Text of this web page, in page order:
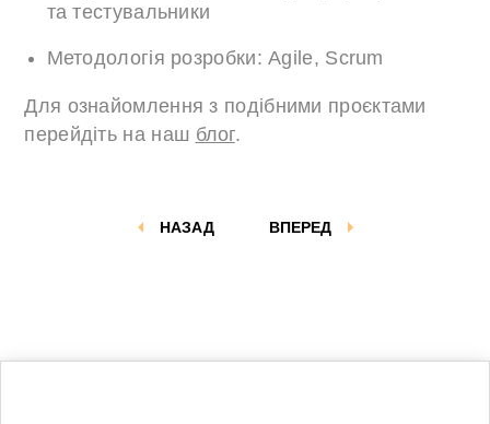
та тестувальники
Методологія розробки: Agile, Scrum
Для ознайомлення з подібними проєктами
перейдіть на наш блог.
ВПЕРЕД
НАЗАД